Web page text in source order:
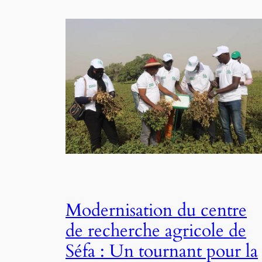
Modernisation du centre
de recherche agricole de
Séfa : Un tournant pour la